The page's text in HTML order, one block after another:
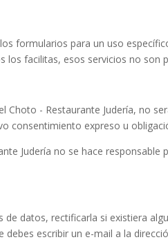
formularios para un uso
facilitas, esos servicios no son
- Restaurante Judería, no
consentimiento expreso u
Judería no se hace responsable
datos, rectificarla si existiera
escribir un e-mail a la